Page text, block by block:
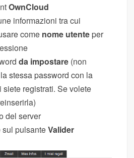
OwnCloud
informazioni tra cui
come nome utente per
da impostare (non
stessa password con la
siete registrati. Se volete
del server
sul pulsanteValider